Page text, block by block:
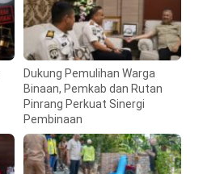
Dukung Pemulihan Warga
Binaan, Pemkab dan Rutan
Pinrang Perkuat Sinergi
Pembinaan